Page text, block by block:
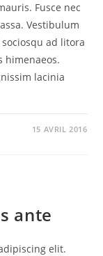
Fusce nec
Vestibulum
ad litora
himenaeos.
lacinia
15 AVRIL 2016
ante
elit.